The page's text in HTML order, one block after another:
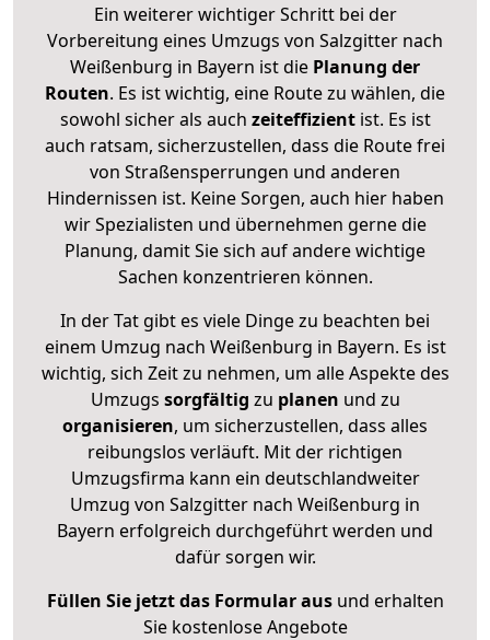
Ein weiterer wichtiger Schritt bei der
Vorbereitung eines Umzugs von Salzgitter nach
Weißenburg in Bayern ist die Planung der
Routen. Es ist wichtig, eine Route zu wählen, die
sowohl sicher als auch zeiteffizientist. Es ist
auch ratsam, sicherzustellen, dass die Route frei
von Straßensperrungen und anderen
Hindernissen ist. Keine Sorgen, auch hier haben
wir Spezialisten und übernehmen gerne die
Planung, damit Sie sich auf andere wichtige
Sachen konzentrieren können.
In der Tat gibt es viele Dinge zu beachten bei
einem Umzug nach Weißenburg in Bayern. Es ist
wichtig, sich Zeit zu nehmen, um alle Aspekte des
Umzugs sorgfältig zu planen und zu
organisieren, um sicherzustellen, dass alles
reibungslos verläuft. Mit der richtigen
Umzugsfirma kann ein deutschlandweiter
Umzug von Salzgitter nach Weißenburg in
Bayern erfolgreich durchgeführt werden und
dafür sorgen wir.
Füllen Sie jetzt das Formular ausund erhalten
Sie kostenlose Angebote